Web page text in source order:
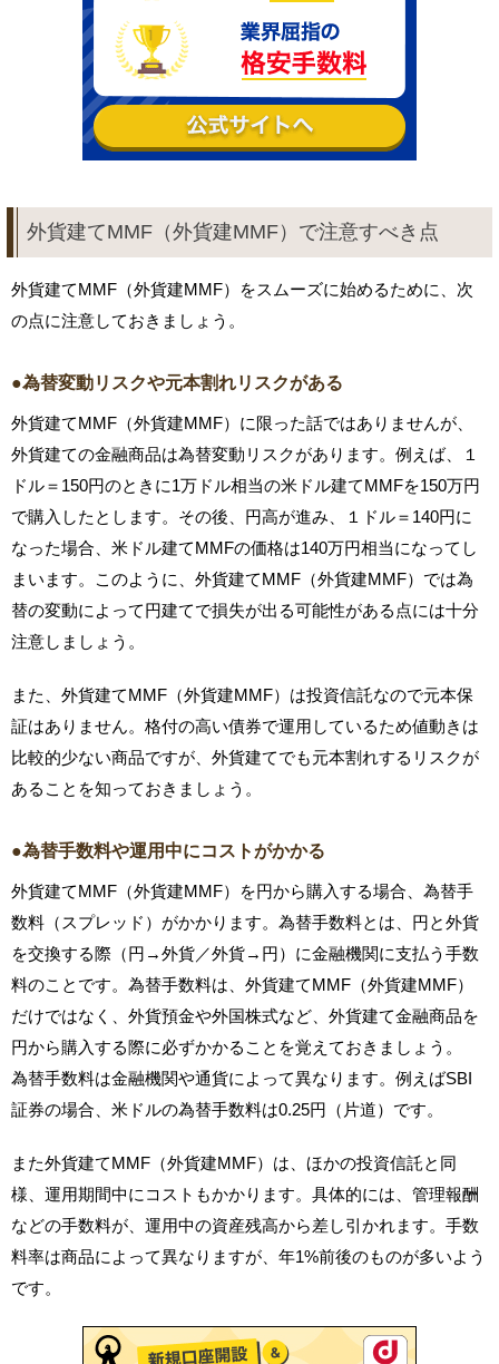
外貨建てMMF（外貨建MMF）で注意すべき点
外貨建てMMF（外貨建MMF）をスムーズに始めるために、次
の点に注意しておきましょう。
●為替変動リスクや元本割れリスクがある
外貨建てMMF（外貨建MMF）に限った話ではありませんが、
外貨建ての金融商品は為替変動リスクがあります。例えば、１
ドル＝150円のときに1万ドル相当の米ドル建てMMFを150万円
で購入したとします。その後、円高が進み、１ドル＝140円に
なった場合、米ドル建てMMFの価格は140万円相当になってし
まいます。このように、外貨建てMMF（外貨建MMF）では為
替の変動によって円建てで損失が出る可能性がある点には十分
注意しましょう。
また、外貨建てMMF（外貨建MMF）は投資信託なので元本保
証はありません。格付の高い債券で運用しているため値動きは
比較的少ない商品ですが、外貨建てでも元本割れするリスクが
あることを知っておきましょう。
●為替手数料や運用中にコストがかかる
外貨建てMMF（外貨建MMF）を円から購入する場合、為替手
数料（スプレッド）がかかります。為替手数料とは、円と外貨
を交換する際（円→外貨／外貨→円）に金融機関に支払う手数
料のことです。為替手数料は、外貨建てMMF（外貨建MMF）
だけではなく、外貨預金や外国株式など、外貨建て金融商品を
円から購入する際に必ずかかることを覚えておきましょう。
為替手数料は金融機関や通貨によって異なります。例えばSBI
証券の場合、米ドルの為替手数料は0.25円（片道）です。
また外貨建てMMF（外貨建MMF）は、ほかの投資信託と同
様、運用期間中にコストもかかります。具体的には、管理報酬
などの手数料が、運用中の資産残高から差し引かれます。手数
料率は商品によって異なりますが、年1%前後のものが多いよう
です。